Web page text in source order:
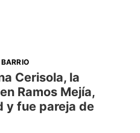
Cerisola, la
Ramos Mejía,
y fue pareja de